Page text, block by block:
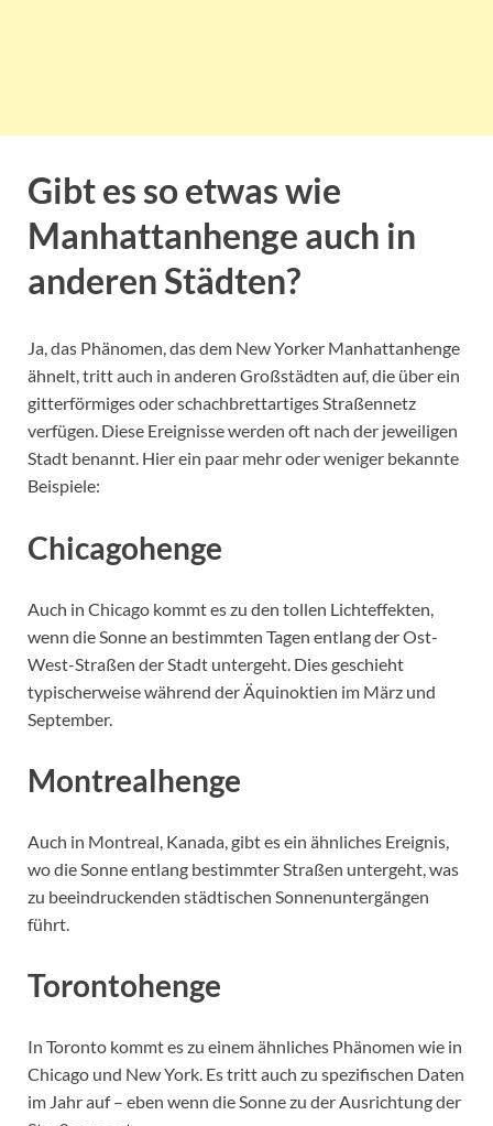
Gibt es so etwas wie
Manhattanhenge auch in
anderen Städten?
Ja, das Phänomen, das dem New Yorker Manhattanhenge
ähnelt, tritt auch in anderen Großstädten auf, die über ein
gitterförmiges oder schachbrettartiges Straßennetz
verfügen. Diese Ereignisse werden oft nach der jeweiligen
Stadt benannt. Hier ein paar mehr oder weniger bekannte
Beispiele:
Chicagohenge
Auch in Chicago kommt es zu den tollen Lichteffekten,
wenn die Sonne an bestimmten Tagen entlang der Ost-
West-Straßen der Stadt untergeht. Dies geschieht
typischerweise während der Äquinoktien im März und
September.
Montrealhenge
Auch in Montreal, Kanada, gibt es ein ähnliches Ereignis,
wo die Sonne entlang bestimmter Straßen untergeht, was
zu beeindruckenden städtischen Sonnenuntergängen
führt.
Torontohenge
In Toronto kommt es zu einem ähnliches Phänomen wie in
Chicago und New York. Es tritt auch zu spezifischen Daten
im Jahr auf – eben wenn die Sonne zu der Ausrichtung der